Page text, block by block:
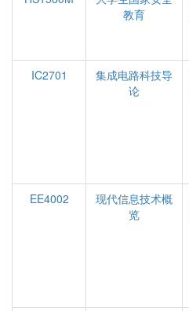
教育
IC2701
集成电路科技导
论
EE4002
现代信息技术概
览